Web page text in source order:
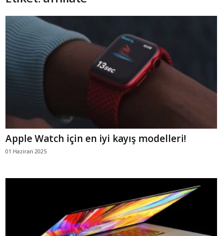
Apple Watch için en iyi kayış modelleri!
01 Haziran 2025